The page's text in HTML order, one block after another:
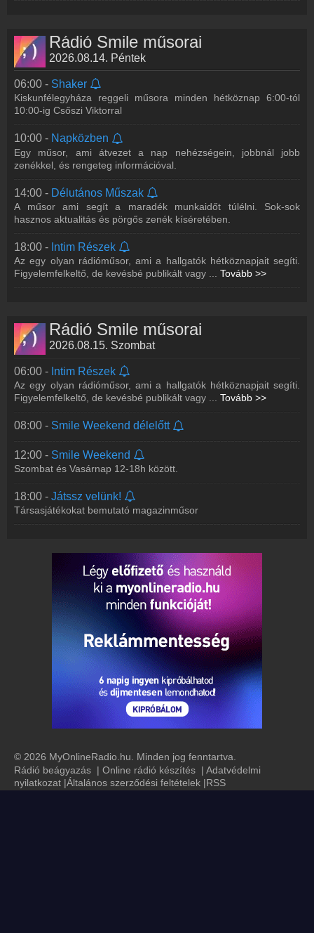
Rádió Smile műsorai
2026.08.14. Péntek
06:00 - Shaker
Kiskunfélegyháza reggeli műsora minden hétköznap 6:00-tól
10:00-ig Csőszi Viktorral
10:00 - Napközben
Egy műsor, ami átvezet a nap nehézségein, jobbnál jobb
zenékkel, és rengeteg információval.
14:00 - Délutános Műszak
A műsor ami segít a maradék munkaidőt túlélni. Sok-sok
hasznos aktualitás és pörgős zenék kíséretében.
18:00 - Intim Részek
Az egy olyan rádióműsor, ami a hallgatók hétköznapjait segíti.
Figyelemfelkeltő, de kevésbé publikált vagy
Tovább >>
Rádió Smile műsorai
2026.08.15. Szombat
06:00 - Intim Részek
Az egy olyan rádióműsor, ami a hallgatók hétköznapjait segíti.
Figyelemfelkeltő, de kevésbé publikált vagy ... Tovább >>
08:00 - Smile Weekend délelőtt
12:00 - Smile Weekend
Szombat és Vasárnap 12-18h között.
18:00 - Játssz velünk!
Társasjátékokat bemutató magazinműsor
© 2026 MyOnlineRadio.hu. Minden jog fenntartva.
Rádió beágyazás | Online rádió készítés | Adatvédelmi
nyilatkozat |Általános szerződési feltételek |RSS